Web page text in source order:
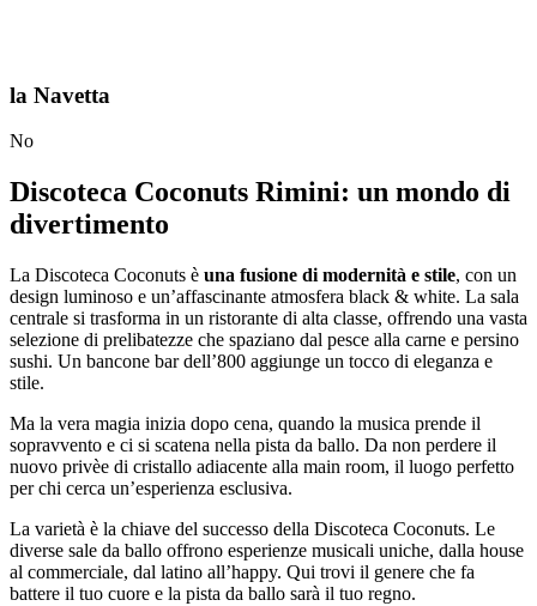
la Navetta
No
Discoteca Coconuts Rimini: un mondo di
divertimento
La Discoteca Coconuts è una fusione di modernità e stile, con un
design luminoso e un’affascinante atmosfera black & white. La sala
centrale si trasforma in un ristorante di alta classe, offrendo una vasta
selezione di prelibatezze che spaziano dal pesce alla carne e persino
sushi. Un bancone bar dell’800 aggiunge un tocco di eleganza e
stile.
Ma la vera magia inizia dopo cena, quando la musica prende il
sopravvento e ci si scatena nella pista da ballo. Da non perdere il
nuovo privèe di cristallo adiacente alla main room, il luogo perfetto
per chi cerca un’esperienza esclusiva.
La varietà è la chiave del successo della Discoteca Coconuts. Le
diverse sale da ballo offrono esperienze musicali uniche, dalla house
al commerciale, dal latino all’happy. Qui trovi il genere che fa
battere il tuo cuore e la pista da ballo sarà il tuo regno.